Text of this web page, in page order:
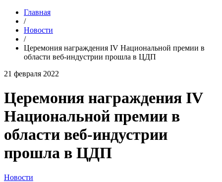
Главная
/
Новости
/
Церемония награждения IV Национальной премии в
области веб-индустрии прошла в ЦДП
21 февраля 2022
Церемония награждения IV
Национальной премии в
области веб-индустрии
прошла в ЦДП
Новости